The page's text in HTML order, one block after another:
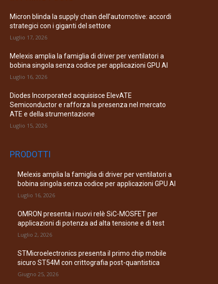
Micron blinda la supply chain dell’automotive: accordi
strategici con i giganti del settore
Luglio 17, 2026
Melexis amplia la famiglia di driver per ventilatori a
bobina singola senza codice per applicazioni GPU AI
Luglio 16, 2026
Diodes Incorporated acquisisce ElevATE
Semiconductor e rafforza la presenza nel mercato
ATE e della strumentazione
Luglio 15, 2026
PRODOTTI
Melexis amplia la famiglia di driver per ventilatori a
bobina singola senza codice per applicazioni GPU AI
Luglio 16, 2026
OMRON presenta i nuovi relè SiC-MOSFET per
applicazioni di potenza ad alta tensione e di test
Luglio 2, 2026
STMicroelectronics presenta il primo chip mobile
sicuro ST54M con crittografia post-quantistica
Giugno 25, 2026